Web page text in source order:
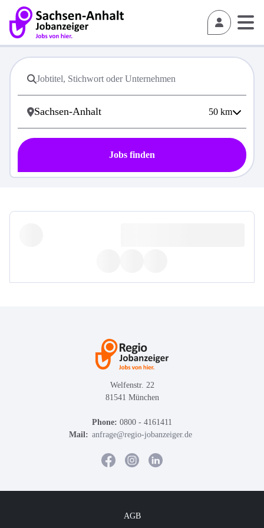
50 km
Jobs finden
Welfenstr. 22
81541 München
Phone: 0800 - 4161411
Mail: anfrage@regio-jobanzeiger.de
AGB